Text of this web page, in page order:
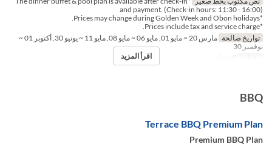
and payment. (Check-in hours: 11:30 - 16:00)
*Prices may change during Golden Week and Obon holidays.
*Prices include tax and service charge.
تواريخ صالحة
مارس 20 ~ مايو 01, مايو 06 ~ مايو 08, مايو 11 ~ يونيو 30, أكتوبر 01 ~
نوفمبر 30
وجبات
العشاء اقرأ المزيد
BBQ
Terrace BBQ Premium Plan
Premium BBQ Plan